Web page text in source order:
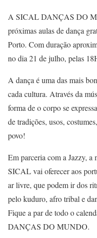
A SICAL DANÇAS DO
próximas aulas de dança
Porto. Com duração
no dia 21 de julho, pelas
A dança é uma das mais
cada cultura. Através da
forma de o corpo se
de tradições, usos,
povo!
Em parceria com a Jazzy, a
SICAL vai oferecer aos
ar livre, que podem ir dos
pelo kuduro, afro tribal e
Fique a par de todo o
DANÇAS DO MUNDO.